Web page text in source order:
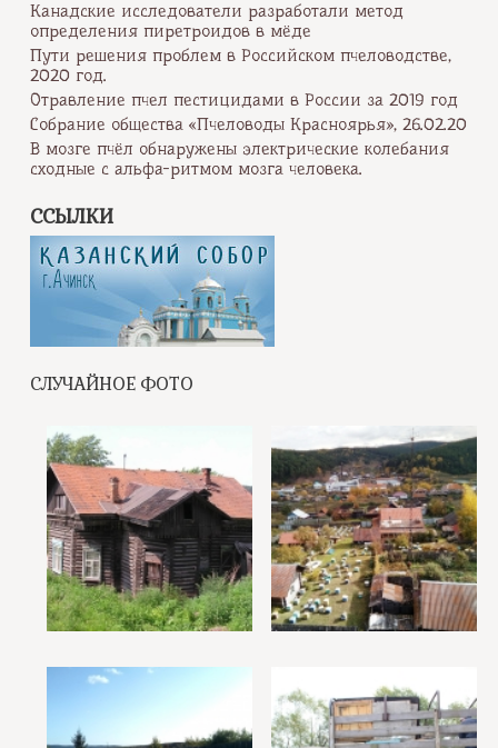
Канадские исследователи разработали метод
определения пиретроидов в мёде
Пути решения проблем в Российском пчеловодстве,
2020 год.
Отравление пчел пестицидами в России за 2019 год
Собрание общества «Пчеловоды Красноярья», 26.02.20
В мозге пчёл обнаружены электрические колебания
сходные с альфа-ритмом мозга человека.
ССЫЛКИ
СЛУЧАЙНОЕ ФОТО